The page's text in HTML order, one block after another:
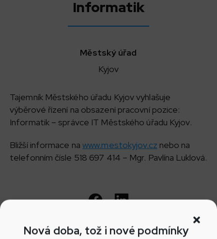
Nová doba, tož i nové podmínky
Informatik
Městský úřad
Kyjov
Tajemník Městského úřadu Kyjov vyhlašuje
výběrové řízení na obsazení pracovní pozice:
Informatik – správce IT Městského úřadu Kyjov.
Bližší informace na www.mestokyjov.cz nebo na
telefonním čísle 518 697 414 – Mgr. Pavlína Luklová.